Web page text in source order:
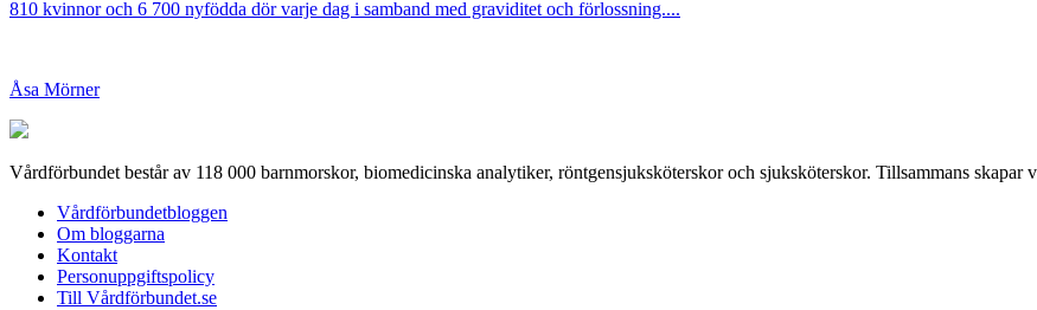
810 kvinnor och 6 700 nyfödda dör varje dag i samband med graviditet och förlossning....
Åsa Mörner
Vårdförbundet består av 118 000 barnmorskor, biomedicinska analytiker, röntgensjuksköterskor och sjuksköterskor. Tillsammans skapar
Vårdförbundetbloggen
Om bloggarna
Kontakt
Personuppgiftspolicy
Till Vårdförbundet.se